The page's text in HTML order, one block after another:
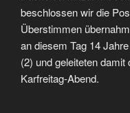
beschlossen wir die
Überstimmen
an diesem Tag 14
(2) und geleiteten
Karfreitag-Abend.